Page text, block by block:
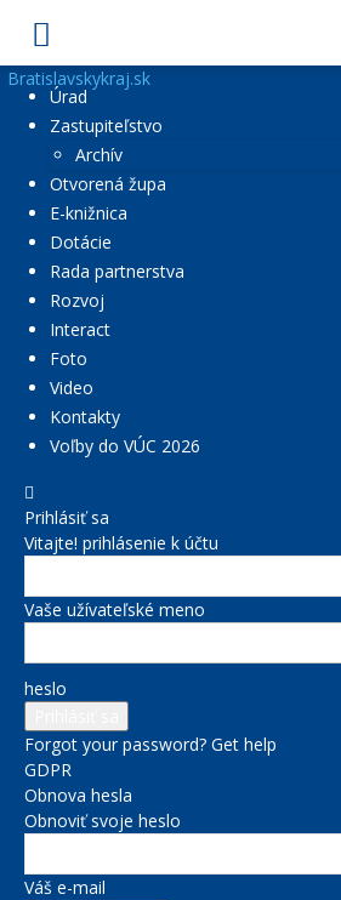
Bratislavskykraj.sk
Úrad
Zastupiteľstvo
Archív
Otvorená župa
E-knižnica
Dotácie
Rada partnerstva
Rozvoj
Interact
Foto
Video
Kontakty
Voľby do VÚC 2026
Prihlásiť sa
Vitajte! prihlásenie k účtu
Vaše užívateľské meno
heslo
Forgot your password? Get help
GDPR
Obnova hesla
Obnoviť svoje heslo
Váš e-mail